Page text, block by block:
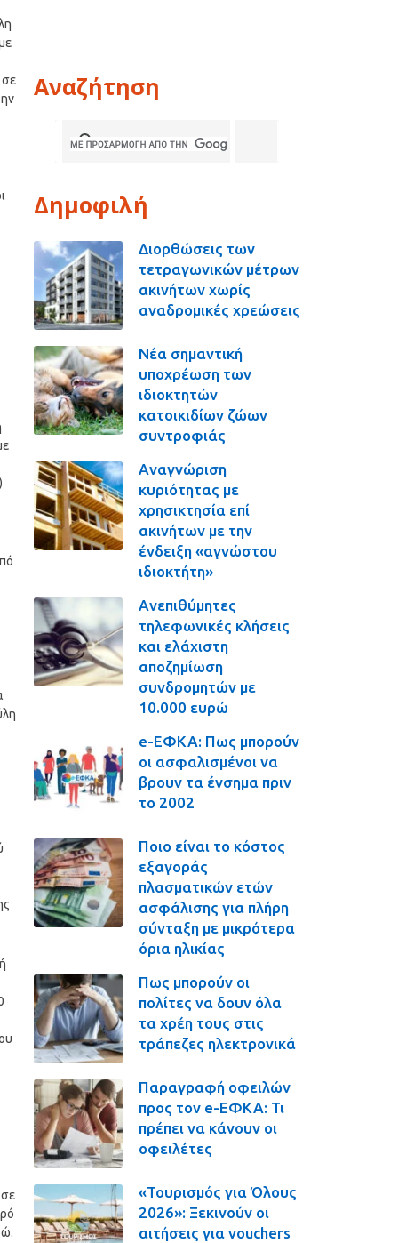
σε
Αναζήτηση
Δημοφιλή
Διορθώσεις των
τετραγωνικών μέτρων
ακινήτων χωρίς
αναδρομικές χρεώσεις
Νέα σημαντική
υποχρέωση των
ιδιοκτητών
κατοικιδίων ζώων
συντροφιάς
Αναγνώριση
κυριότητας με
χρησικτησία επί
ακινήτων με την
ένδειξη «αγνώστου
ιδιοκτήτη»
Ανεπιθύμητες
τηλεφωνικές κλήσεις
και ελάχιστη
αποζημίωση
συνδρομητών με
10.000 ευρώ
e-ΕΦΚΑ: Πως μπορούν
οι ασφαλισμένοι να
βρουν τα ένσημα πριν
το 2002
Ποιο είναι το κόστος
εξαγοράς
πλασματικών ετών
ασφάλισης για πλήρη
σύνταξη με μικρότερα
όρια ηλικίας
Πως μπορούν οι
πολίτες να δουν όλα
τα χρέη τους στις
τράπεζες ηλεκτρονικά
Παραγραφή οφειλών
προς τον e-ΕΦΚΑ: Τι
πρέπει να κάνουν οι
οφειλέτες
«Τουρισμός για Όλους
2026»: Ξεκινούν οι
αιτήσεις για vouchers